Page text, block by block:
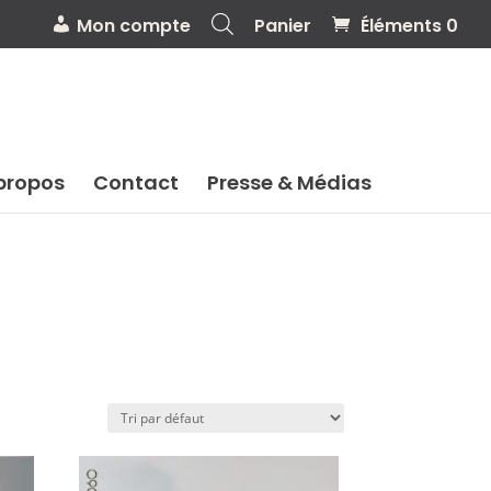
Mon compte Panier Éléments 0
Contact Presse & Médias